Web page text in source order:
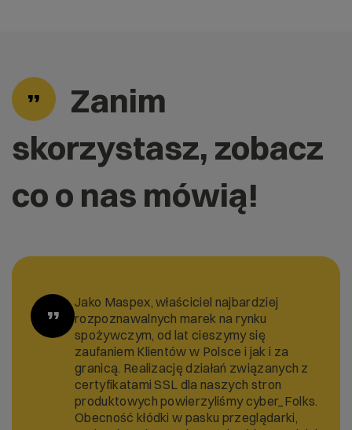
Zanim
skorzystasz, zobacz
co o nas mówią!
”
Jako Maspex, właściciel najbardziej
rozpoznawalnych marek na rynku
spożywczym, od lat cieszymy się
zaufaniem Klientów w Polsce i jak i za
granicą. Realizację działań związanych z
certyfikatami SSL dla naszych stron
produktowych powierzyliśmy cyber_Folks.
Obecność kłódki w pasku przeglądarki,